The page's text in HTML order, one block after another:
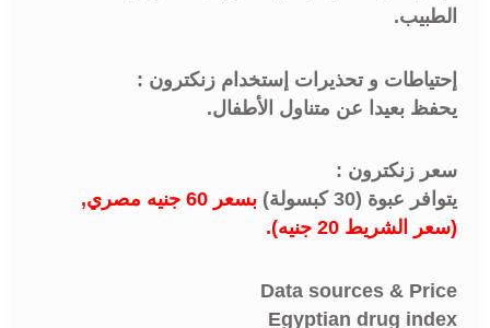
الطبيب.
إحتياطات و تحذيرات إستخدام زنكترون :
يحفظ بعيدا عن متناول الأطفال.
سعر زنكترون :
يتوافر عبوة (30 كبسولة)
بسعر 60 جنيه مصري,
(سعر الشريط 20 جنيه).
Data sources & Price
Egyptian drug index